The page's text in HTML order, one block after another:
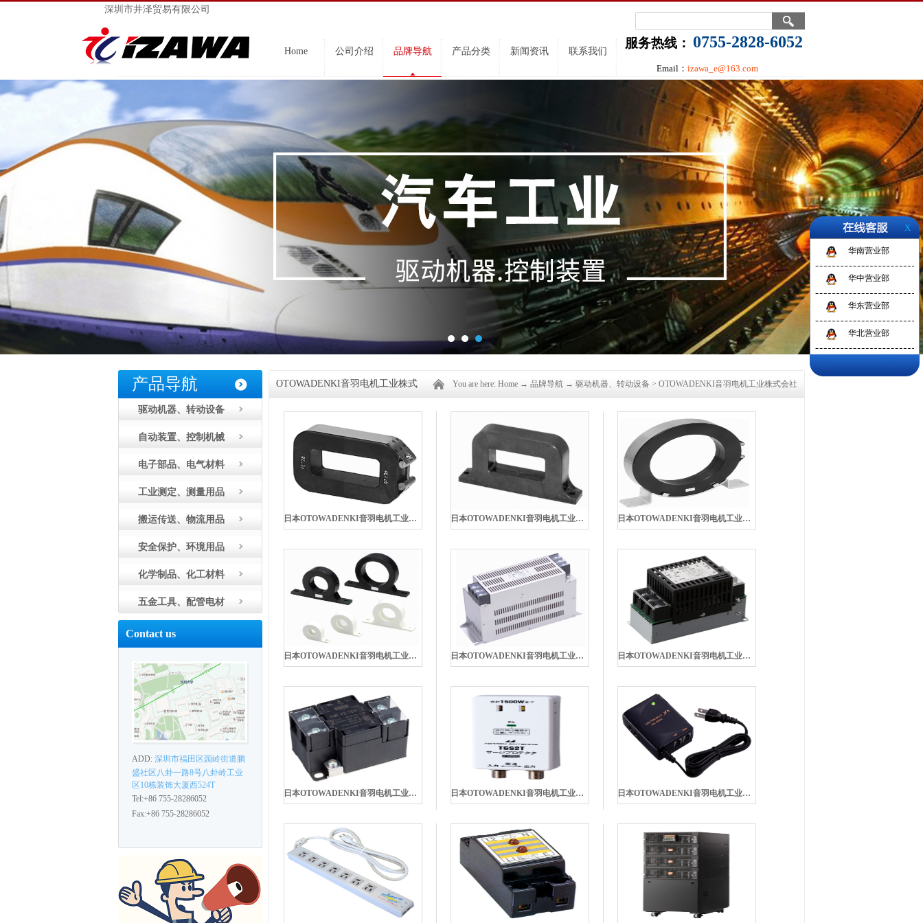
深圳市井泽贸易有限公司
服务热线： 0755-2828-6052
Email： izawa_e@163.com
Home 公司介绍 品牌导航 产品分类 新闻资讯 联系我们
产品导航
驱动机器、转动设备
自动装置、控制机械
电子部品、电气材料
工业测定、测量用品
搬运传送、物流用品
安全保护、环境用品
化学制品、化工材料
五金工具、配管电材
Contact us
ADD: 深圳市福田区园岭街道鹏
盛社区八卦一路8号八卦岭工业
区10栋装饰大厦西524T
Tel:+86 755-28286052
Fax:+86 755-28286052
OTOWADENKI音羽电机工业株式
会社
You are here: Home → 品牌导航 → 驱动机器、转动设备 > OTOWADENKI音羽电机工业株式会社
日本OTOWADENKI音羽电机工业株式会社RC9160零相电抗器 日本OTOWADENKI音羽电机工业株式会社RC9129ZZ零相电抗器 日本OTOWADENKI音羽电机工业株式会社RC5200零相电抗器
日本OTOWADENKI音羽电机工业株式会社RC5038ZZ零相电抗器 日本OTOWADENKI音羽电机工业株式会社HF3000C-SZA噪声滤波器 日本OTOWADENKI音羽电机工业株式会社NF3010C-YXS吸滤器
日本OTOWADENKI音羽电机工业株式会社NF2010A-SUM小型通用节点滤波器 日本OTOWADENKI音羽电机工业株式会社TGS2T雷电保护器 日本OTOWADENKI音羽电机工业株式会社XA雷达切割
X
华南营业部
华中营业部
华东营业部
华北营业部